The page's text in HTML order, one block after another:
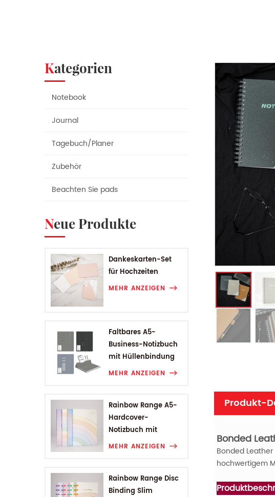
Kategorien
Notebook
Journal
Tagebuch/Planer
Zubehör
Beachten Sie pads
Neue Produkte
Dankeskarten-Set
für Hochzeiten
MEHR ANZEIGEN
Faltbares A5-
Business-Notizbuch
mit Hüllenbindung
MEHR ANZEIGEN
Rainbow Range A5-
Hardcover-
Notizbuch mit
Hüllenbindung
MEHR ANZEIGEN
Rainbow Range Disc
Binding Slim
Produkt-
Bonded
Bonded
hochwertigem